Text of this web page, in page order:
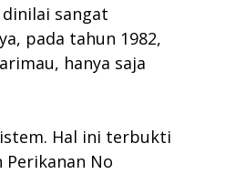
sangat
pada tahun 1982,
hanya saja
Hal ini terbukti
No